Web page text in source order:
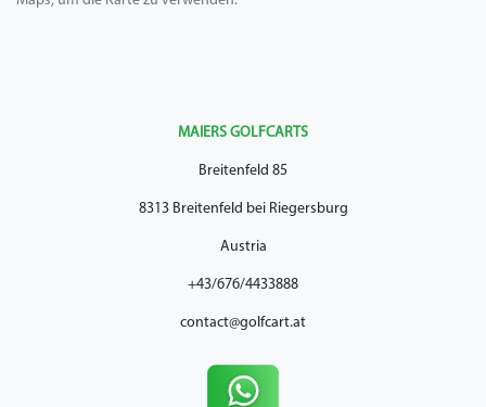
MAIERS GOLFCARTS
Breitenfeld 85
8313 Breitenfeld bei Riegersburg
Austria
+43/676/4433888
contact@golfcart.at